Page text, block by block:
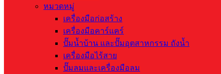
หมวดหมู่
เครื่องมือก่อสร้าง
เครื่องมือคาร์แคร์
ปั๊มน้ำบ้าน และปั๊มอุตสาหกรรม ถังน้ำ
เครื่องมือไร้สาย
ปั๊มลมและเครื่องมือลม